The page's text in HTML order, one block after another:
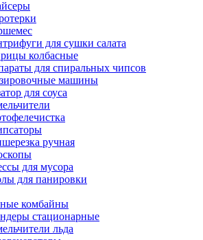
для сушки салата
колбасные
для спиральных чипсов
машины
для соуса
ручная
для мусора
для панировки
комбайны
стационарные
льда